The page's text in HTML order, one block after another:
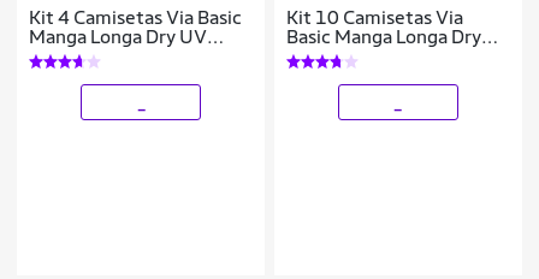
Kit 4 Camisetas Via Basic
Manga Longa Dry UV
Proteção Solar Masculina
Kit 10 Camisetas Via
Basic Manga Longa Dry
UV Proteção Solar
Masculina